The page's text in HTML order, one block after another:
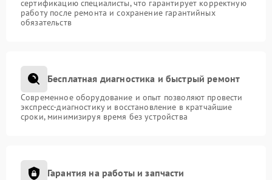
сертификацию специалисты, что гарантирует корректную
работу после ремонта и сохранение гарантийных
обязательств
Бесплатная диагностика и быстрый ремонт
Современное оборудование и опыт позволяют провести
экспресс-диагностику и восстановление в кратчайшие
сроки, минимизируя время без устройства
Гарантия на работы и запчасти